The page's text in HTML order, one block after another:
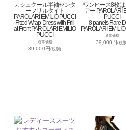
カシュクール半袖センタ
ーフリルタイト
PAROLARI EMILIO PUCCI
Fitted Wrap Dress with Frill
at Front PAROLARI EMILIO
PUCCI
通常価格
39,000円(税別)
ワンピース8枚
アー PAROLARI
PUCCI
8 panels Flare
PAROLARI
通常価格
39,000円(税